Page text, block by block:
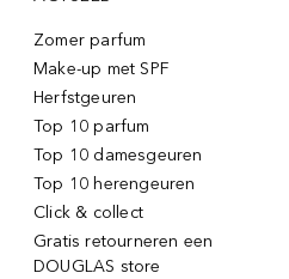
Zomer parfum
Make-up met SPF
Herfstgeuren
Top 10 parfum
Top 10 damesgeuren
Top 10 herengeuren
Click & collect
Gratis retourneren een
DOUGLAS store